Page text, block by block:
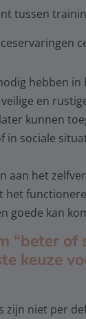
tussen
hebben in
en
kunnen
in sociale
aan het
het
goede kan
“beter of
keuze
zijn niet per